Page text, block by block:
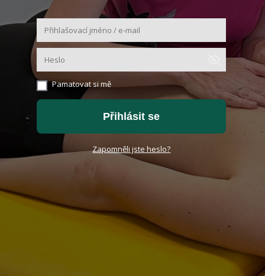
Pamatovat si mě
Přihlásit se
Zapomněli jste heslo?